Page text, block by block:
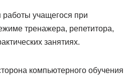
работы учащегося при
тренажера, репетитора,
занятиях.
компьютерного обучения